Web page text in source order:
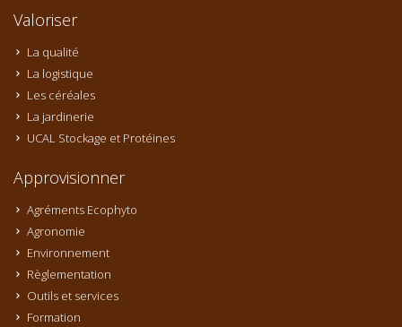
Valoriser
La qualité
La logistique
Les céréales
La jardinerie
UCAL Stockage et Protéines
Approvisionner
Agréments Ecophyto
Agronomie
Environnement
Règlementation
Outils et services
Formation